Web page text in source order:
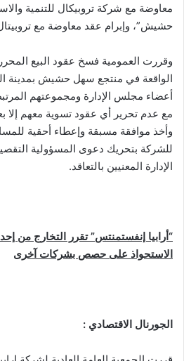
معاوضة مع شركة تروبيكال للتنمية
حشيش”، وإبرام عقد معاوضة مع تروبيتال
وقررت العمومية فسخ عقود البيع
الواقعة في منتجع سهل حشيش بمدينة
أعضاء مجلس الإدارة ومجموعتهم
مع عدم تحرير أي عقود تسوية معهم إلا
وأخذ موافقة مسبقة وإعطاء أحقية
للشركة بتحريك دعوى المسؤولية
الإدارة المعنيين بالتعاقد.
“أرابيا إنفستمنتس” تقرر التخارج من
الاستحواذ على حصص بشركات آخرى
الجورنال الاقتصادي :